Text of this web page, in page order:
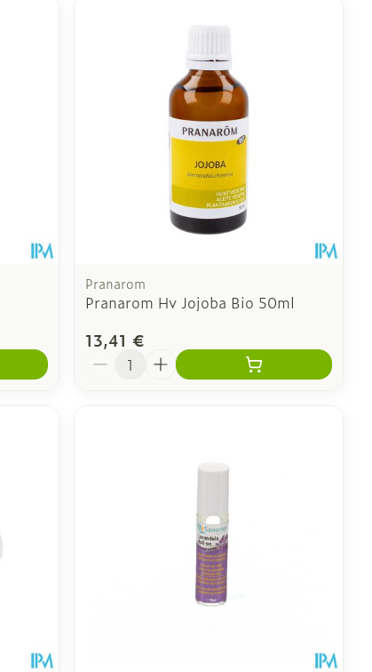
Pranarom
Pranarom Hv Jojoba Bio 50ml
13,41 €
Quantité